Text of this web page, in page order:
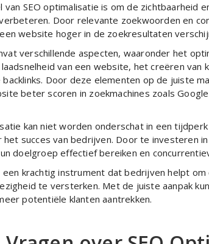
SEO optimalisatie is om de zichtbaarheid
Door relevante zoekwoorden en
website hoger in de zoekresultaten
verschillende aspecten, waaronder het
van een website, het creëren van
Door deze elementen op de juiste
beter scoren in zoekmachines zoals
kan niet worden onderschat in een
het succes van bedrijven. Door te investeren
doelgroep effectief bereiken en
krachtig instrument dat bedrijven helpt
te versterken. Met de juiste aanpak
potentiële klanten aantrekken.